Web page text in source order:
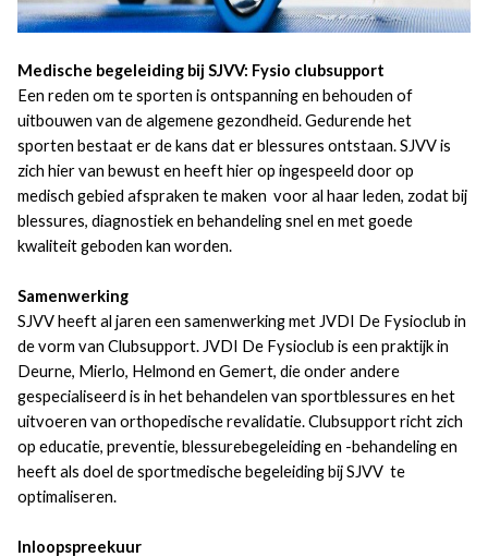
Medische begeleiding bij SJVV: Fysio clubsupport
Een reden om te sporten is ontspanning en behouden of
uitbouwen van de algemene gezondheid. Gedurende het
sporten bestaat er de kans dat er blessures ontstaan. SJVV is
zich hier van bewust en heeft hier op ingespeeld door op
medisch gebied afspraken te maken voor al haar leden, zodat bij
blessures, diagnostiek en behandeling snel en met goede
kwaliteit geboden kan worden.
Samenwerking
SJVV heeft al jaren een samenwerking met JVDI De Fysioclub in
de vorm van Clubsupport. JVDI De Fysioclub is een praktijk in
Deurne, Mierlo, Helmond en Gemert, die onder andere
gespecialiseerd is in het behandelen van sportblessures en het
uitvoeren van orthopedische revalidatie. Clubsupport richt zich
op educatie, preventie, blessurebegeleiding en -behandeling en
heeft als doel de sportmedische begeleiding bij SJVV te
optimaliseren.
Inloopspreekuur